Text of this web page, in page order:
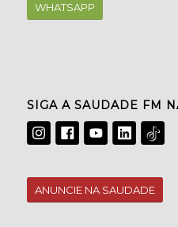
WHATSAPP
SIGA A SAUDADE FM
ANUNCIE NA SAUDADE